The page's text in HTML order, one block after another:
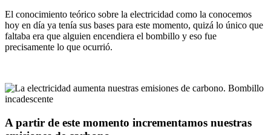
El conocimiento teórico sobre la electricidad como la conocemos
hoy en día ya tenía sus bases para este momento, quizá lo único que
faltaba era que alguien encendiera el bombillo y eso fue
precisamente lo que ocurrió.
A partir de este momento incrementamos nuestras